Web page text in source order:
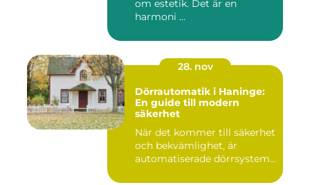
om estetik. Det är en
harmoni ...
28. nov
Dörrautomatik i Haninge:
En guide till modern
säkerhet
När det kommer till säkerhet
och bekvämlighet, är
automatiserade dörrsystem...